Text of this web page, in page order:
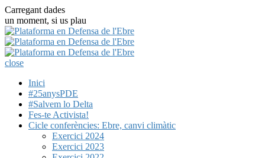
Carregant dades
un moment, si us plau
close
Inici
#25anysPDE
#Salvem lo Delta
Fes-te Activista!
Cicle conferències: Ebre, canvi climàtic
Exercici 2024
Exercici 2023